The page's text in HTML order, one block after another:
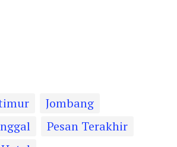
Jombang
Pesan Terakhir